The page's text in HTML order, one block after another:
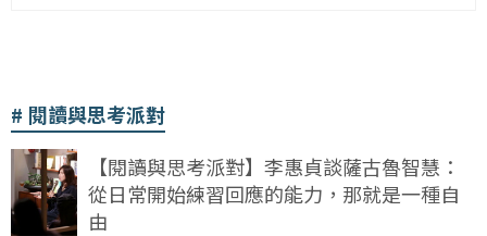
閱讀與思考派對
【閱讀與思考派對】李惠貞談薩古魯智慧：
從日常開始練習回應的能力，那就是一種自
由